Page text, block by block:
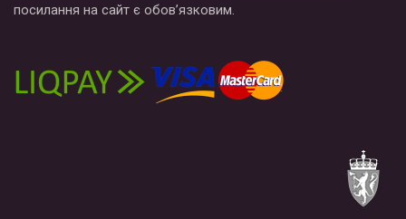
посилання на сайт є обов’язковим.